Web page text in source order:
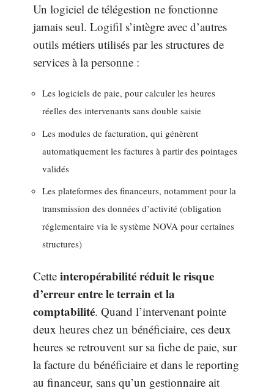
Un logiciel de télégestion ne fonctionne
jamais seul. Logifil s’intègre avec d’autres
outils métiers utilisés par les structures de
services à la personne :
Les logiciels de paie, pour calculer les heures
réelles des intervenants sans double saisie
Les modules de facturation, qui génèrent
automatiquement les factures à partir des pointages
validés
Les plateformes des financeurs, notamment pour la
transmission des données d’activité (obligation
réglementaire via le système NOVA pour certaines
structures)
Cette interopérabilité réduit le risque
d’erreur entre le terrain et la
comptabilité. Quand l’intervenant pointe
deux heures chez un bénéficiaire, ces deux
heures se retrouvent sur sa fiche de paie, sur
la facture du bénéficiaire et dans le reporting
au financeur, sans qu’un gestionnaire ait